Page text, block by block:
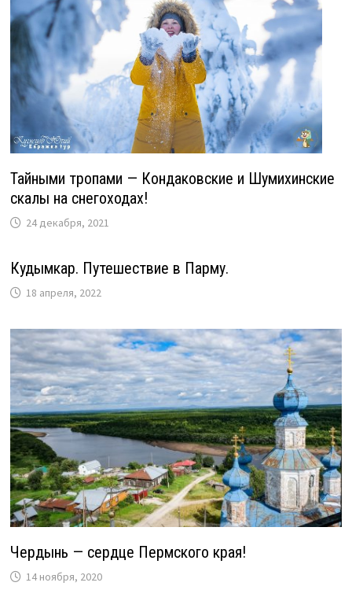
Тайными тропами — Кондаковские и Шумихинские
скалы на снегоходах!
24 декабря, 2021
Кудымкар. Путешествие в Парму.
18 апреля, 2022
Чердынь — сердце Пермского края!
14 ноября, 2020